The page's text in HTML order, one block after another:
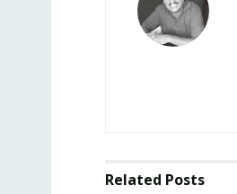
Related Posts